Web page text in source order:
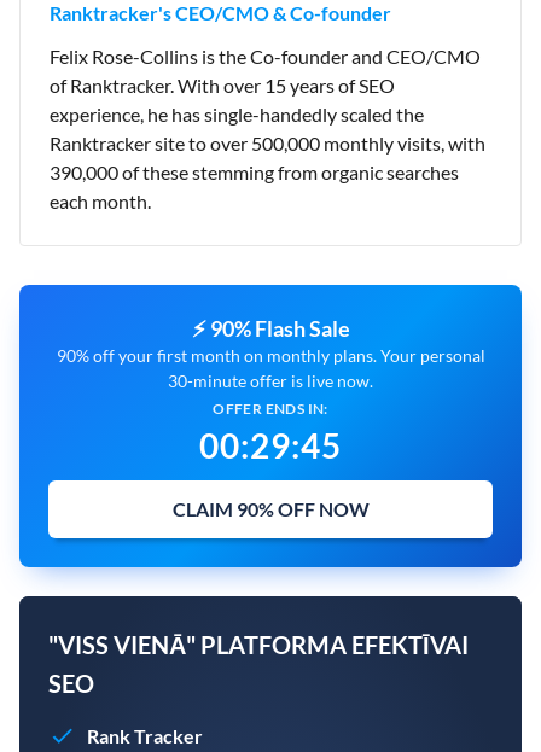
Ranktracker's CEO/CMO & Co-founder
Felix Rose-Collins is the Co-founder and CEO/CMO
of Ranktracker. With over 15 years of SEO
experience, he has single-handedly scaled the
Ranktracker site to over 500,000 monthly visits, with
390,000 of these stemming from organic searches
each month.
⚡ 90% Flash Sale
90% off your first month on monthly plans. Your personal
30-minute offer is live now.
OFFER ENDS IN:
00:29:44
CLAIM 90% OFF NOW
"VISS VIENĀ" PLATFORMA EFEKTĪVAI
SEO
Rank Tracker